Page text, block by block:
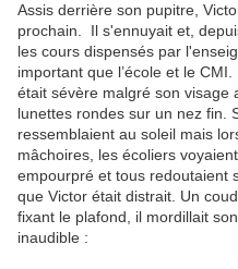
Assis derrière son pupitre,
prochain. Il s'ennuyait et,
les cours dispensés par
important que l’école et le
était sévère malgré son visage
lunettes rondes sur un nez fin.
ressemblaient au soleil mais
mâchoires, les écoliers
empourpré et tous redoutaient
que Victor était distrait. Un
fixant le plafond, il mordillait
inaudible :